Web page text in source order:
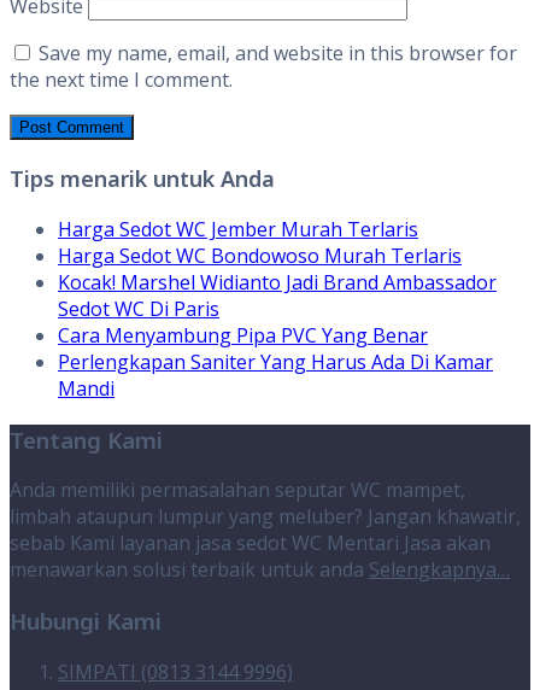
Website
Save my name, email, and website in this browser for
the next time I comment.
Tips menarik untuk Anda
Harga Sedot WC Jember Murah Terlaris
Harga Sedot WC Bondowoso Murah Terlaris
Kocak! Marshel Widianto Jadi Brand Ambassador
Sedot WC Di Paris
Cara Menyambung Pipa PVC Yang Benar
Perlengkapan Saniter Yang Harus Ada Di Kamar
Mandi
Tentang Kami
Anda memiliki permasalahan seputar WC mampet,
limbah ataupun lumpur yang meluber? Jangan khawatir,
sebab Kami layanan jasa sedot WC Mentari Jasa akan
menawarkan solusi terbaik untuk anda Selengkapnya…
Hubungi Kami
SIMPATI (0813 3144 9996)